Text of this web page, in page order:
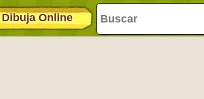
Dibuja Online